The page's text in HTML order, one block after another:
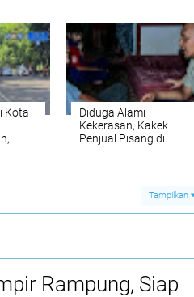
Kota
Diduga Alami
Kekerasan, Kakek
Penjual Pisang di
Tampilkan
Rampung, Siap